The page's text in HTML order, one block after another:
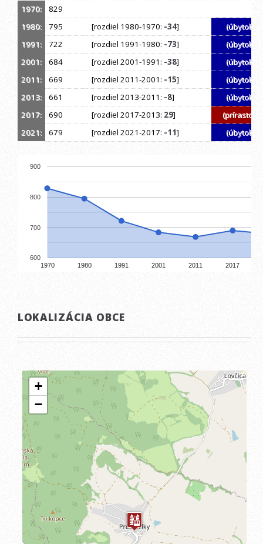
1970:
829
1980:
795 [rozdiel 1980-1970: -34]
(úbytok)
1991:
722 [rozdiel 1991-1980: -73]
(úbytok)
2001:
684 [rozdiel 2001-1991: -38]
(úbytok)
2011:
669 [rozdiel 2011-2001: -15]
(úbytok)
2013:
661 [rozdiel 2013-2011: -8]
(úbytok)
2017:
690 [rozdiel 2017-2013: 29]
(prírastok)
2021:
679 [rozdiel 2021-2017: -11] (úbytok)
1970 1980 1991 2001 2011 2017
600
700
800
900
LOKALIZÁCIA OBCE